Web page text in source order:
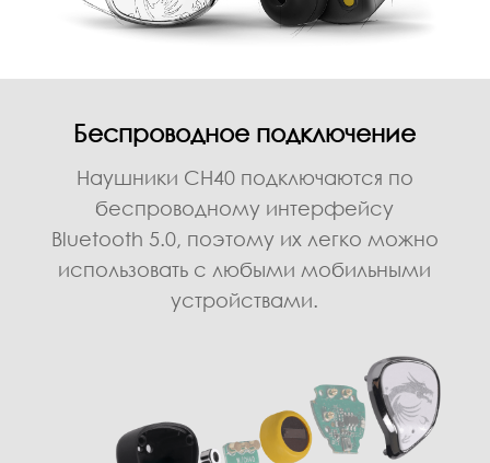
Беспроводное подключение
Наушники CH40 подключаются по
беспроводному интерфейсу
Bluetooth 5.0, поэтому их легко можно
использовать с любыми мобильными
устройствами.